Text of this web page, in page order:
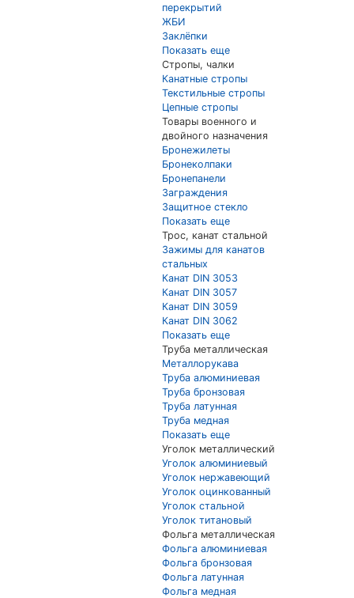
перекрытий
ЖБИ
Заклёпки
Показать еще
Стропы, чалки
Канатные стропы
Текстильные стропы
Цепные стропы
Товары военного и
двойного назначения
Бронежилеты
Бронеколпаки
Бронепанели
Заграждения
Защитное стекло
Показать еще
Трос, канат стальной
Зажимы для канатов
стальных
Канат DIN 3053
Канат DIN 3057
Канат DIN 3059
Канат DIN 3062
Показать еще
Труба металлическая
Металлорукава
Труба алюминиевая
Труба бронзовая
Труба латунная
Труба медная
Показать еще
Уголок металлический
Уголок алюминиевый
Уголок нержавеющий
Уголок оцинкованный
Уголок стальной
Уголок титановый
Фольга металлическая
Фольга алюминиевая
Фольга бронзовая
Фольга латунная
Фольга медная